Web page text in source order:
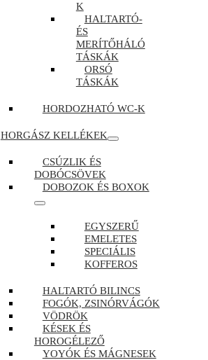
K
HALTARTÓ-
ÉS
MERÍTŐHÁLÓ
TÁSKÁK
ORSÓ
TÁSKÁK
HORDOZHATÓ WC-K
HORGÁSZ KELLÉKEK
CSÚZLIK ÉS
DOBÓCSÖVEK
DOBOZOK ÉS BOXOK
EGYSZERŰ
EMELETES
SPECIÁLIS
KOFFEROS
HALTARTÓ BILINCS
FOGÓK, ZSINÓRVÁGÓK
VÖDRÖK
KÉSEK ÉS
HOROGÉLEZŐ
YOYÓK ÉS MÁGNESEK